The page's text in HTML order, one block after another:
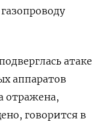
‌атаке
аппаратов
отражена,
‌говорится в